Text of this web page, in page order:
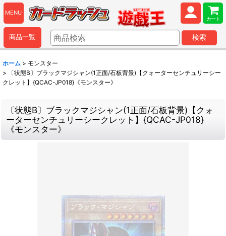
MENU
カート
商品一覧 検索
ホーム > モンスター
>
〔状態B〕ブラックマジシャン(1正面/石板背景)【クォーターセンチュリーシー
クレット】{QCAC-JP018}《モンスター》
〔状態B〕ブラックマジシャン(1正面/石板背景)【クォ
ーターセンチュリーシークレット】{QCAC-JP018}
《モンスター》